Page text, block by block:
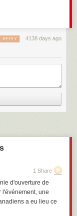
4138 days ago
REPLY
1 Share
d'ouverture de
l'événement, une
a eu lieu ce